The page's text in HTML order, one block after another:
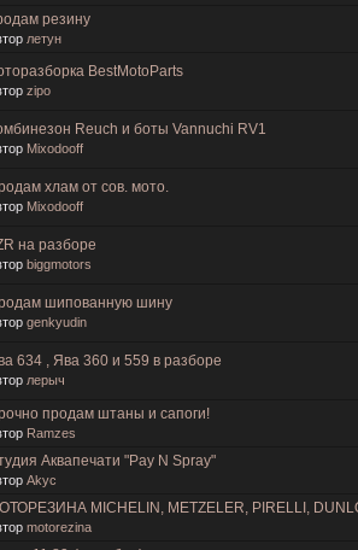
резину
летун
BestMotoParts
zipo
Reuch и боты Vannuchi RV1
Mixodooff
хлам от сов. мото.
Mixodooff
на разборе
biggmotors
шипованную шину
genkyudin
634 , Ява 360 и 559 в разборе
лерыч
продам штаны и сапоги!
Ramzes
Аквапечати "Pay N Spray"
Akyc
MICHELIN, METZELER, PIRELLI,
motorezina